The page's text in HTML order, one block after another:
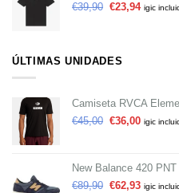
€39,90 €23,94 igic
ÚLTIMAS UNIDADES
Camiseta RVCA
€45,00 €36,00 igic
New Balance 420
€89,90 €62,93 igic